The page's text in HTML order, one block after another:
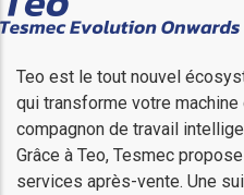
Teo est le tout nouvel
qui transforme votre machine
compagnon de travail
Grâce à Teo, Tesmec
services après-vente. Une